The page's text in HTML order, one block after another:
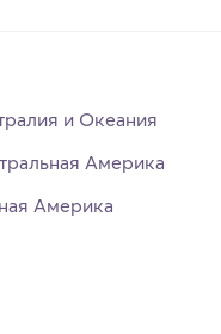
и Океания
Америка
Америка